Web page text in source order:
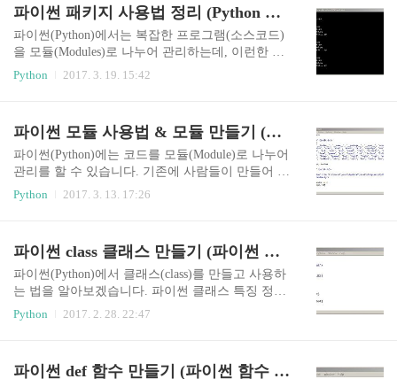
예상 못한 오류까지 잡기에는 예외처리가 제격입
니다. 예외(Exception)이라는 말이 조금 어렵게 느
껴진다면 파이썬에서는 그냥 쉽게 오류, 에러라고
조try: (예외가 일어날 것 같은 코드, 즉 위험한 코
무조건 실행될 코드) t..
파이썬 패키지 사용법 정리 (Python Package)
파이썬(Python)에서는 복잡한 프로그램(소스코드)
을 모듈(Modules)로 나누어 관리하는데, 이런한 모
듈은 또 패키지(Packages)로 묶어서 관리할 수 있습
니다. 패키지란 모듈을 디렉토리(폴더)로 구분하여
(폴더) 구조로 되어있다. 위 트리 구조를 보면 anim
al 패키지 안에 cat, dog, rabbit 패키지가 들어있고
그 속에 eat, move, sound 모듈이 각각 포함되어 있
기화하는 역할을 한다. 특별한 일이 없다면 Python
Python 2017. 3. 19. 15:42
파이썬 모듈 사용법 & 모듈 만들기 (Python Module)
파이썬(Python)에는 코드를 모듈(Module)로 나누어
관리를 할 수 있습니다. 기존에 사람들이 만들어 놓
은 모듈을 사용하고, 없는 모듈을 직접 만들어 사용
하는 방법을 알아보겠습니다. 파이썬 모듈(Module)
듈을 패키지(Packages)로 묶을 수 있다. 현재폴더, P
YTHONPATH(환경변수), 파이썬 설치 경로 순으로
모듈을 검색하여 사용한다. PYTHONPATH 환경변
사용하기 import 모듈 import 모듈1, 모듈2, 모듈3
Python 2017. 3. 13. 17:26
파이썬 class 클래스 만들기 (파이썬 클래스 사용법 정리)
파이썬(Python)에서 클래스(class)를 만들고 사용하
는 법을 알아보겠습니다. 파이썬 클래스 특징 정리
클래스는 객체(인스턴스)를 생성하기 위해 필요하
다. (주로 붕어빵틀을 클래스, 붕어빵을 객체로 비
(정보은닉), 상속, 다형성 프로그램의 유지보수를
Python 2017. 2. 28. 22:47
파이썬 def 함수 만들기 (파이썬 함수 사용법)